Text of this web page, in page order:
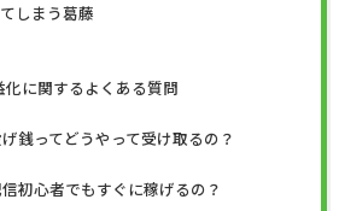
しまう葛藤
化に関するよくある質問
銭ってどうやって受け取るの？
初心者でもすぐに稼げるの？